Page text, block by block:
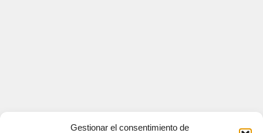
Gestionar el consentimiento de